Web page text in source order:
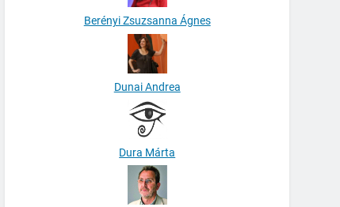
Berényi Zsuzsanna Ágnes
Dunai Andrea
Dura Márta